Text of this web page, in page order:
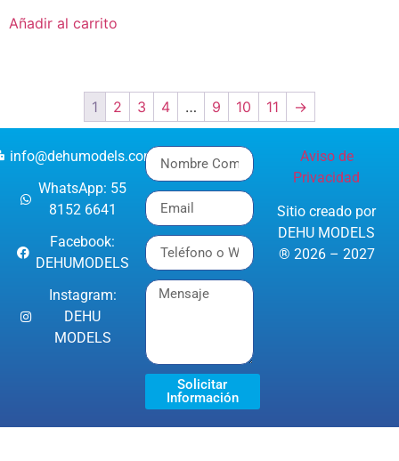
Añadir al carrito
1 2 3 4 … 9 10 11 →
info@dehumodels.com
WhatsApp: 55
8152 6641
Facebook:
DEHUMODELS
Instagram:
DEHU
MODELS
Solicitar
Información
Aviso de
Privacidad
Sitio creado por
DEHU MODELS
® 2026 – 2027